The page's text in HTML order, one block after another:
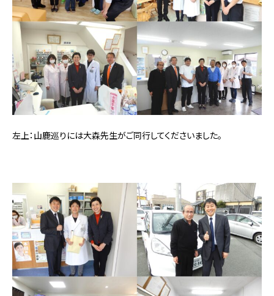
左上：山鹿巡りには大森先生がご同行してくださいました。